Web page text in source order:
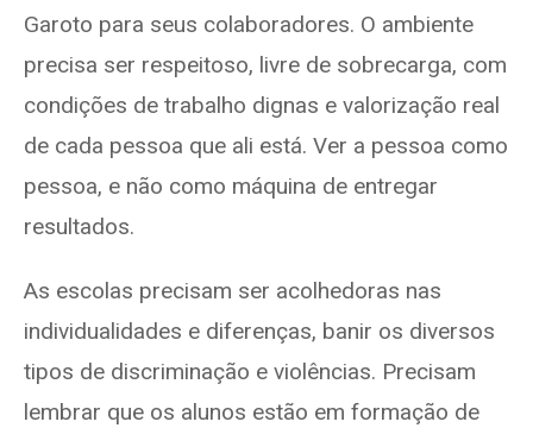
Garoto para seus colaboradores. O ambiente
precisa ser respeitoso, livre de sobrecarga, com
condições de trabalho dignas e valorização real
de cada pessoa que ali está. Ver a pessoa como
pessoa, e não como máquina de entregar
resultados.
As escolas precisam ser acolhedoras nas
individualidades e diferenças, banir os diversos
tipos de discriminação e violências. Precisam
lembrar que os alunos estão em formação de